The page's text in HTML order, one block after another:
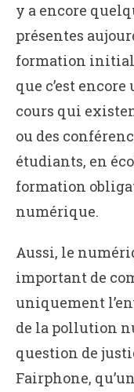
y a encore
présentes
formation
que c’est
cours qui
ou des
étudiants, en
formation
numérique.
Aussi, le
important de
uniquement
de la pollution
question de
Fairphone,